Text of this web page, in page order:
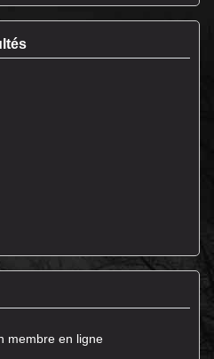
membre en ligne